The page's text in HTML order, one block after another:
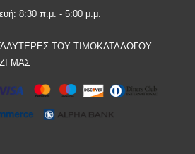
8:30 π.μ. - 5:00 μ.μ.
ΤΟΥ ΤΙΜΟΚΑΤΑΛΟΓΟΥ
ΜΑΣ